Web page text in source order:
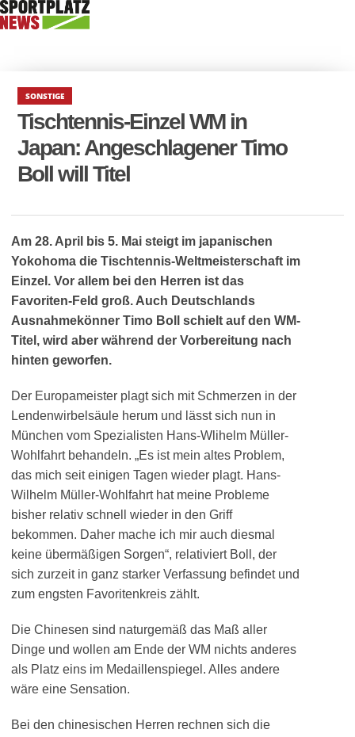
SONSTIGE
Tischtennis-Einzel WM in
Japan: Angeschlagener Timo
Boll will Titel
Am 28. April bis 5. Mai steigt im japanischen
Yokohoma die Tischtennis-Weltmeisterschaft im
Einzel. Vor allem bei den Herren ist das
Favoriten-Feld groß. Auch Deutschlands
Ausnahmekönner Timo Boll schielt auf den WM-
Titel, wird aber während der Vorbereitung nach
hinten geworfen.
Der Europameister plagt sich mit Schmerzen in der
Lendenwirbelsäule herum und lässt sich nun in
München vom Spezialisten Hans-Wlihelm Müller-
Wohlfahrt behandeln. „Es ist mein altes Problem,
das mich seit einigen Tagen wieder plagt. Hans-
Wilhelm Müller-Wohlfahrt hat meine Probleme
bisher relativ schnell wieder in den Griff
bekommen. Daher mache ich mir auch diesmal
keine übermäßigen Sorgen“, relativiert Boll, der
sich zurzeit in ganz starker Verfassung befindet und
zum engsten Favoritenkreis zählt.
Die Chinesen sind naturgemäß das Maß aller
Dinge und wollen am Ende der WM nichts anderes
als Platz eins im Medaillenspiegel. Alles andere
wäre eine Sensation.
Bei den chinesischen Herren rechnen sich die